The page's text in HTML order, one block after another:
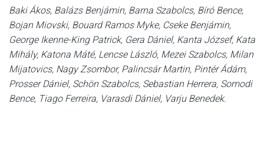
Baki Ákos, Balázs Benjámin, Barna Szabolcs, Bíró Bence,
Bojan Miovski, Bouard Ramos Myke, Cseke Benjámin,
George Ikenne-King Patrick, Gera Dániel, Kanta József, Kata
Mihály, Katona Máté, Lencse László, Mezei Szabolcs, Milan
Mijatovics, Nagy Zsombor, Palincsár Martin, Pintér Ádám,
Prosser Dániel, Schön Szabolcs, Sebastian Herrera, Somodi
Bence, Tiago Ferreira, Varasdi Dániel, Varju Benedek.